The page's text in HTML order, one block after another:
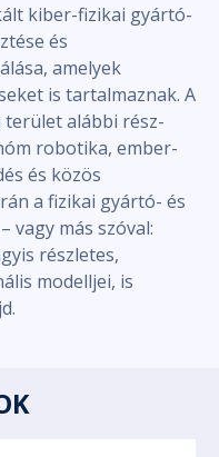
kiber-fizikai gyártó-
és
amelyek
is tartalmaznak. A
terület alábbi rész-
robotika, ember-
és közös
a fizikai gyártó- és
vagy más szóval:
részletes,
modelljei, is